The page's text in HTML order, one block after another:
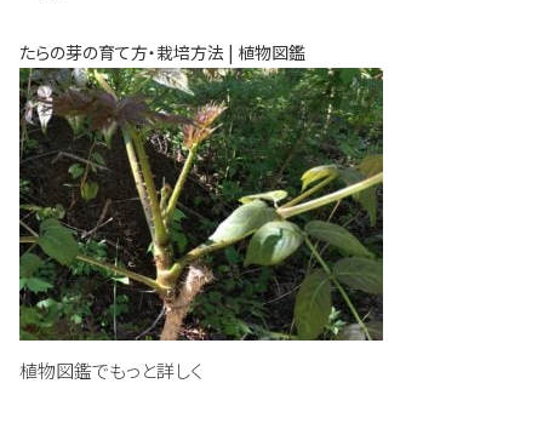
たらの芽の育て方・栽培方法 | 植物図鑑
植物図鑑でもっと詳しく